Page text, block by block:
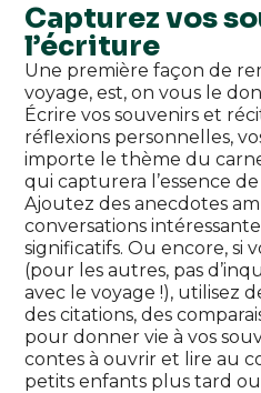
Capturez vos
l’écriture
Une première façon de
voyage, est, on vous le
Écrire vos souvenirs et
réflexions personnelles,
importe le thème du
qui capturera l’essence
Ajoutez des anecdotes
conversations
significatifs. Ou encore, si
(pour les autres, pas
avec le voyage !), utilisez
des citations, des
pour donner vie à vos
contes à ouvrir et lire au
petits enfants plus tard